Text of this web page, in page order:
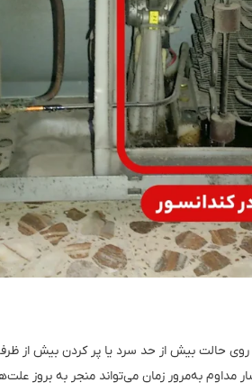
حالت بیش از حد سرد یا پر کردن بیش از
مداوم به‌مرور زمان می‌تواند منجر به بروز